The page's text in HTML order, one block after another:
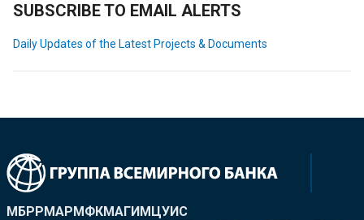
SUBSCRIBE TO EMAIL ALERTS
Daily Updates of the Latest Projects & Documents
МБРРМАРМФКМАГИМЦУИС